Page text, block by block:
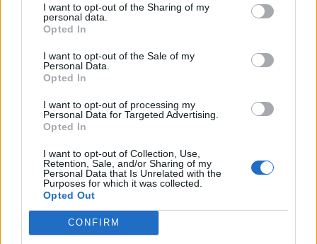
I want to opt-out of the Sharing of my
personal data.
Opted In
I want to opt-out of the Sale of my
Personal Data.
Opted In
I want to opt-out of processing my
Personal Data for Targeted Advertising.
Opted In
I want to opt-out of Collection, Use,
Retention, Sale, and/or Sharing of my
Personal Data that Is Unrelated with the
Purposes for which it was collected.
Opted Out
CONFIRM
🪐🚀 Canciones para Ver las Estrellas:
Psicodelia y Space Rock 🎸✨
psicodelia, space rock y atmósferas cósmicas para
tus noches de astronomía. 🪐🎸 Desconecta, mira
al firmamento y siente la gravedad cero. 💾 ¡Guarda
Letras Top Artistas Playlists
C D E